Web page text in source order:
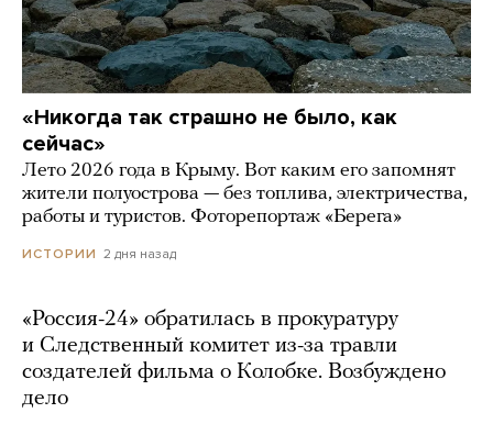
«Никогда так страшно не было, как
сейчас»
Лето 2026 года в Крыму. Вот каким его запомнят
жители полуострова — без топлива, электричества,
работы и туристов. Фоторепортаж «Берега»
ИСТОРИИ 2 дня назад
«Россия-24» обратилась в прокуратуру
и Следственный комитет из-за травли
создателей фильма о Колобке. Возбуждено
дело